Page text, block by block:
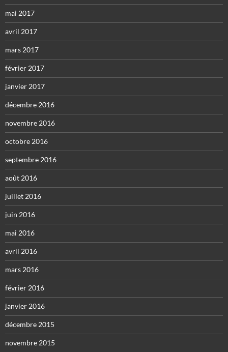
mai 2017
avril 2017
mars 2017
février 2017
janvier 2017
décembre 2016
novembre 2016
octobre 2016
septembre 2016
août 2016
juillet 2016
juin 2016
mai 2016
avril 2016
mars 2016
février 2016
janvier 2016
décembre 2015
novembre 2015